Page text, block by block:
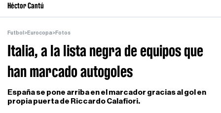
Héctor Cantú
Futbol >Eurocopa>Fotos
Italia, a la lista negra de equipos que
han marcado autogoles
España se pone arriba en el marcador gracias al gol en
propia puerta de Riccardo Calafiori.